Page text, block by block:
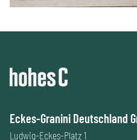
Eckes-Granini Deutschland
Ludwig-Eckes-Platz 1